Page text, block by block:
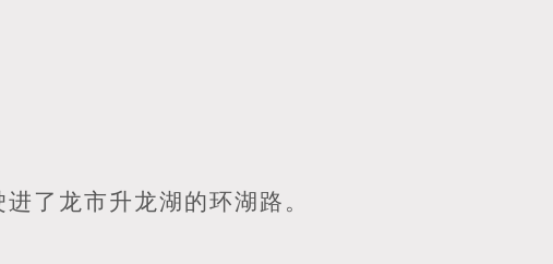
了龙市升龙湖的环湖路。